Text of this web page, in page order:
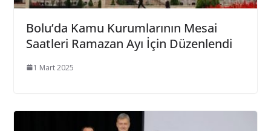
Bolu’da Kamu Kurumlarının Mesai
Saatleri Ramazan Ayı İçin Düzenlendi
1 Mart 2025